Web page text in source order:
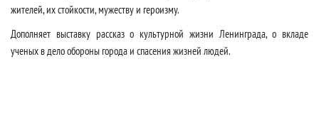
жителей, их стойкости, мужеству и героизму.
Дополняет выставку рассказ о культурной жизни Ленинграда, о вкладе
ученых в дело обороны города и спасения жизней людей.